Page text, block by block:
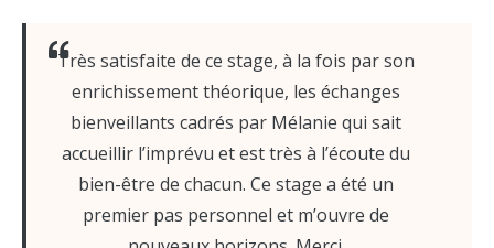
Très satisfaite de ce stage, à la fois par son
enrichissement théorique, les échanges
bienveillants cadrés par Mélanie qui sait
accueillir l’imprévu et est très à l’écoute du
bien-être de chacun. Ce stage a été un
premier pas personnel et m’ouvre de